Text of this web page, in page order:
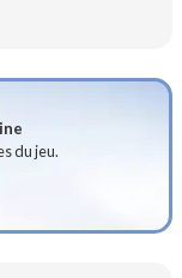
du jeu.